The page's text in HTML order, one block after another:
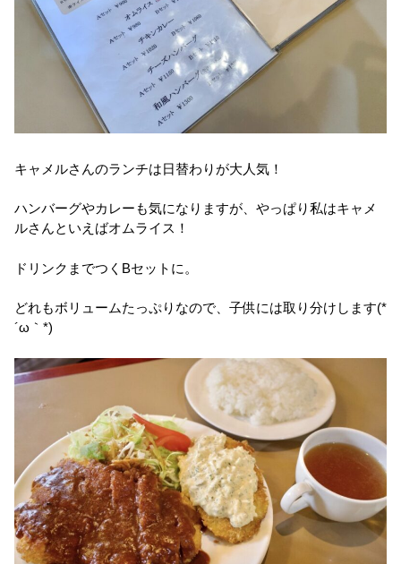
キャメルさんのランチは日替わりが大人気！
ハンバーグやカレーも気になりますが、やっぱり私はキャメ
ルさんといえばオムライス！
ドリンクまでつくBセットに。
どれもボリュームたっぷりなので、子供には取り分けします(*
´ω｀*)